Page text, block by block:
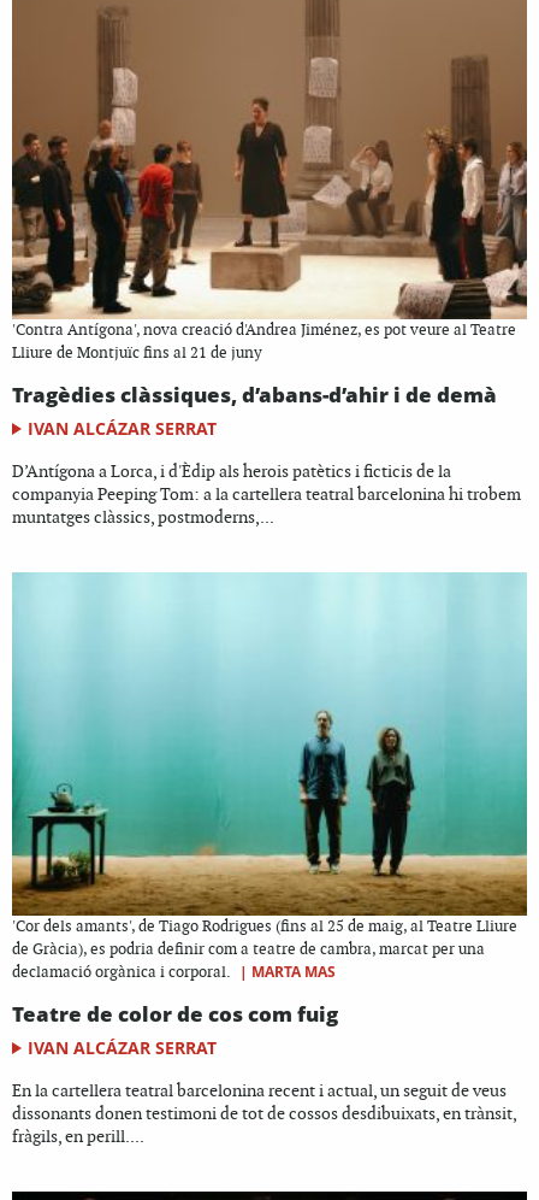
'Contra Antígona', nova creació d'Andrea Jiménez, es pot veure al Teatre
Lliure de Montjuïc fins al 21 de juny
Tragèdies clàssiques, d’abans-d’ahir i de demà
IVAN ALCÁZAR SERRAT
D’Antígona a Lorca, i d'Èdip als herois patètics i ficticis de la
companyia Peeping Tom: a la cartellera teatral barcelonina hi trobem
muntatges clàssics, postmoderns,...
'Cor dels amants', de Tiago Rodrigues (fins al 25 de maig, al Teatre Lliure
de Gràcia), es podria definir com a teatre de cambra, marcat per una
declamació orgànica i corporal.
| MARTA MAS
Teatre de color de cos com fuig
IVAN ALCÁZAR SERRAT
En la cartellera teatral barcelonina recent i actual, un seguit de veus
dissonants donen testimoni de tot de cossos desdibuixats, en trànsit,
fràgils, en perill....